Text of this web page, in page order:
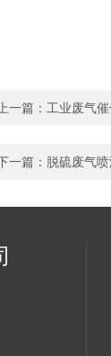
上一篇： 工业废气
一篇： 脱硫废气